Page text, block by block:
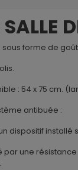
forme de
: 54 x 75 cm.
antibuée :
dispositif
par une